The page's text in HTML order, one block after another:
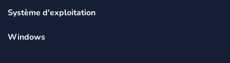
Système d'exploitation
Windows